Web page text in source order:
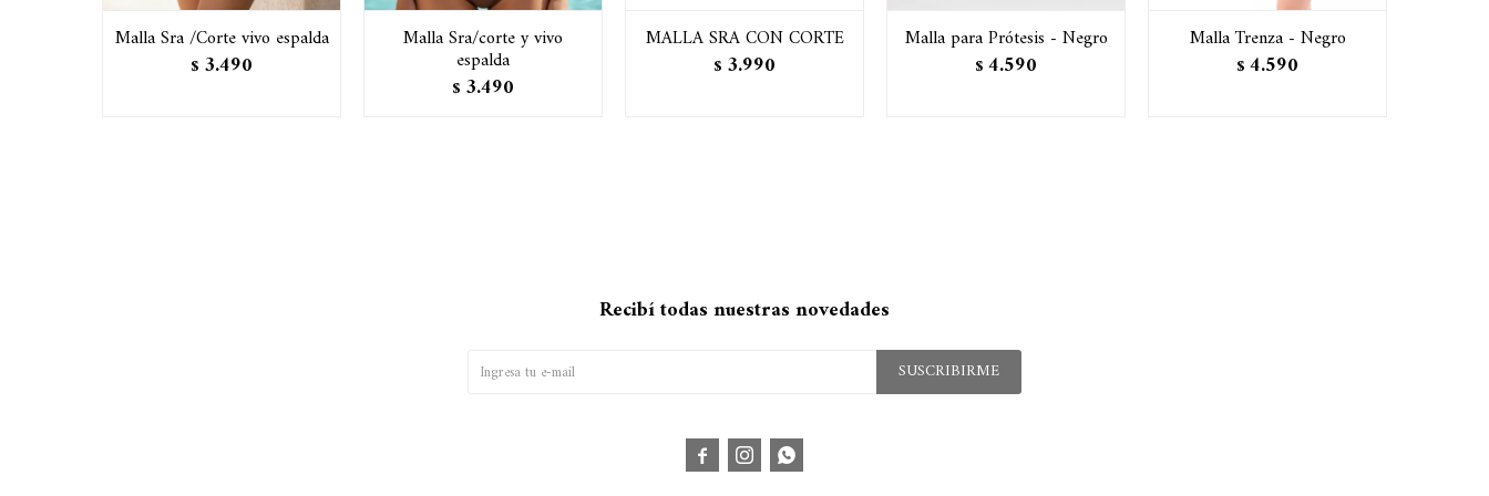
Malla Sra /Corte vivo espalda
$ 3.490
Malla Sra/corte y vivo
espalda
$ 3.490
MALLA SRA CON CORTE
$ 3.990
Malla para Prótesis - Negro
$ 4.590
Malla Trenza - Negro
$ 4.590
Recibí todas nuestras novedades
SUSCRIBIRME
  